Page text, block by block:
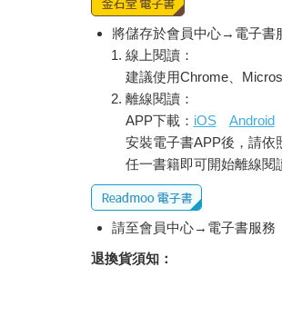
將儲存於會員中心→電子書
線上閱讀：
建議使用Chrome、
離線閱讀：
APP下載： iOS
Android
安裝電子書APP後，請
任一書籍即可開始離線閱
請至會員中心→電子書服務
退換貨須知：